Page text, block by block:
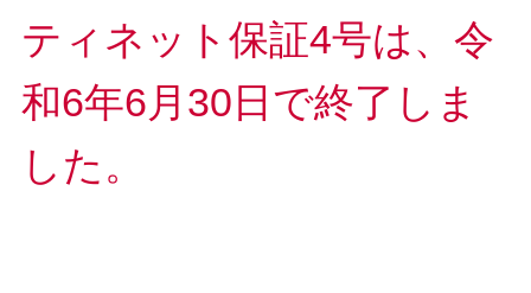
ティネット保証4号は、 令
和6年6月30日で終了しま
した。